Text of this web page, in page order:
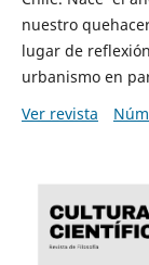
nuestro
lugar de
urbanismo en
Ver revista